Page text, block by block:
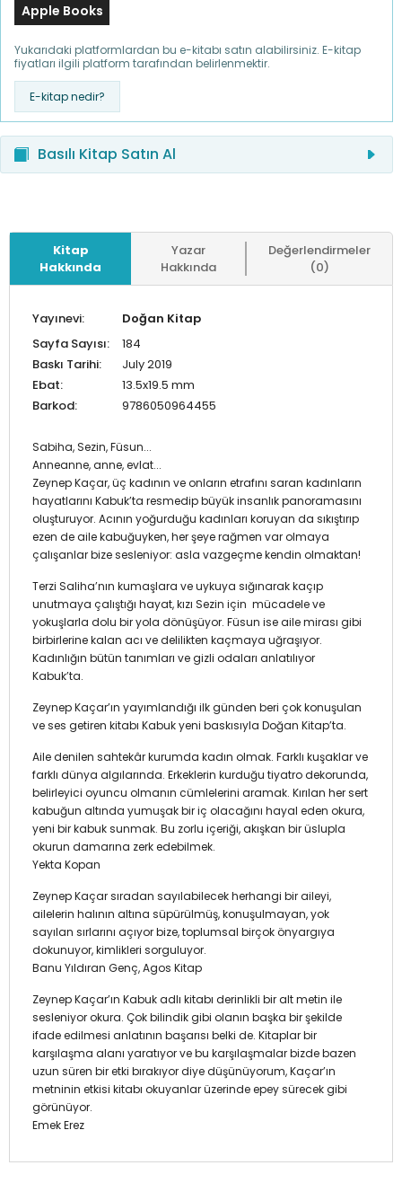
Apple Books
Yukarıdaki platformlardan bu e-kitabı satın alabilirsiniz. E-kitap
fiyatları ilgili platform tarafından belirlenmektir.
E-kitap nedir?
Basılı Kitap Satın Al
Kitap
Hakkında
Yazar
Hakkında
Değerlendirmeler
(0)
Yayınevi:
Doğan Kitap
Sayfa Sayısı:
184
Baskı Tarihi:
July 2019
Ebat:
13.5x19.5 mm
Barkod:
9786050964455
Sabiha, Sezin, Füsun...
Anneanne, anne, evlat...
Zeynep Kaçar, üç kadının ve onların etrafını saran kadınların
hayatlarını Kabuk’ta resmedip büyük insanlık panoramasını
oluşturuyor. Acının yoğurduğu kadınları koruyan da sıkıştırıp
ezen de aile kabuğuyken, her şeye rağmen var olmaya
çalışanlar bize sesleniyor: asla vazgeçme kendin olmaktan!
Terzi Saliha’nın kumaşlara ve uykuya sığınarak kaçıp
unutmaya çalıştığı hayat, kızı Sezin için mücadele ve
yokuşlarla dolu bir yola dönüşüyor. Füsun ise aile mirası gibi
birbirlerine kalan acı ve delilikten kaçmaya uğraşıyor.
Kadınlığın bütün tanımları ve gizli odaları anlatılıyor
Kabuk’ta.
Zeynep Kaçar’ın yayımlandığı ilk günden beri çok konuşulan
ve ses getiren kitabı Kabuk yeni baskısıyla Doğan Kitap’ta.
Aile denilen sahtekâr kurumda kadın olmak. Farklı kuşaklar ve
farklı dünya algılarında. Erkeklerin kurduğu tiyatro dekorunda,
belirleyici oyuncu olmanın cümlelerini aramak. Kırılan her sert
kabuğun altında yumuşak bir iç olacağını hayal eden okura,
yeni bir kabuk sunmak. Bu zorlu içeriği, akışkan bir üslupla
okurun damarına zerk edebilmek.
Yekta Kopan
Zeynep Kaçar sıradan sayılabilecek herhangi bir aileyi,
ailelerin halının altına süpürülmüş, konuşulmayan, yok
sayılan sırlarını açıyor bize, toplumsal birçok önyargıya
dokunuyor, kimlikleri sorguluyor.
Banu Yıldıran Genç, Agos Kitap
Zeynep Kaçar’ın Kabuk adlı kitabı derinlikli bir alt metin ile
sesleniyor okura. Çok bilindik gibi olanın başka bir şekilde
ifade edilmesi anlatının başarısı belki de. Kitaplar bir
karşılaşma alanı yaratıyor ve bu karşılaşmalar bizde bazen
uzun süren bir etki bırakıyor diye düşünüyorum, Kaçar’ın
metninin etkisi kitabı okuyanlar üzerinde epey sürecek gibi
görünüyor.
Emek Erez